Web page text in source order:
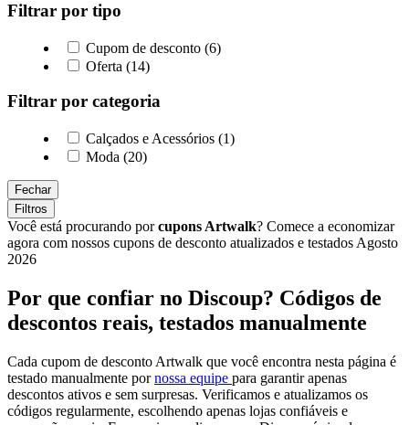
Filtrar por tipo
Cupom de desconto (6)
Oferta (14)
Filtrar por categoria
Calçados e Acessórios (1)
Moda (20)
Fechar
Filtros
Você está procurando porcupons Artwalk? Comece a economizar
agora com nossos cupons de desconto atualizados e testados Agosto
2026
Por que confiar no Discoup? Códigos de
descontos reais, testados manualmente
Cada cupom de desconto Artwalk que você encontra nesta página é
testado manualmente pornossa equipe para garantir apenas
descontos ativos e sem surpresas. Verificamos e atualizamos os
códigos regularmente, escolhendo apenas lojas confiáveis e